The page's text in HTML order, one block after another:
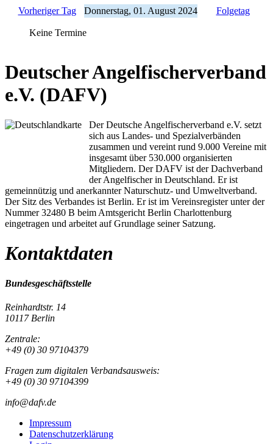
Vorheriger Tag Donnerstag, 01. August 2024 Folgetag
Keine Termine
Deutscher Angelfischerverband
e.V. (DAFV)
Der Deutsche Angelfischerverband e.V. setzt
sich aus Landes- und Spezialverbänden
zusammen und vereint rund 9.000 Vereine mit
insgesamt über 530.000 organisierten
Mitgliedern. Der DAFV ist der Dachverband
der Angelfischer in Deutschland. Er ist
gemeinnützig und anerkannter Naturschutz- und Umweltverband.
Der Sitz des Verbandes ist Berlin. Er ist im Vereinsregister unter der
Nummer 32480 B beim Amtsgericht Berlin Charlottenburg
eingetragen und arbeitet auf Grundlage seiner Satzung.
Kontaktdaten
Bundesgeschäftsstelle
Reinhardtstr. 14
10117 Berlin
Zentrale:
+49 (0) 30 97104379
Fragen zum digitalen Verbandsausweis:
+49 (0) 30 97104399
info@dafv.de
Impressum
Datenschutzerklärung